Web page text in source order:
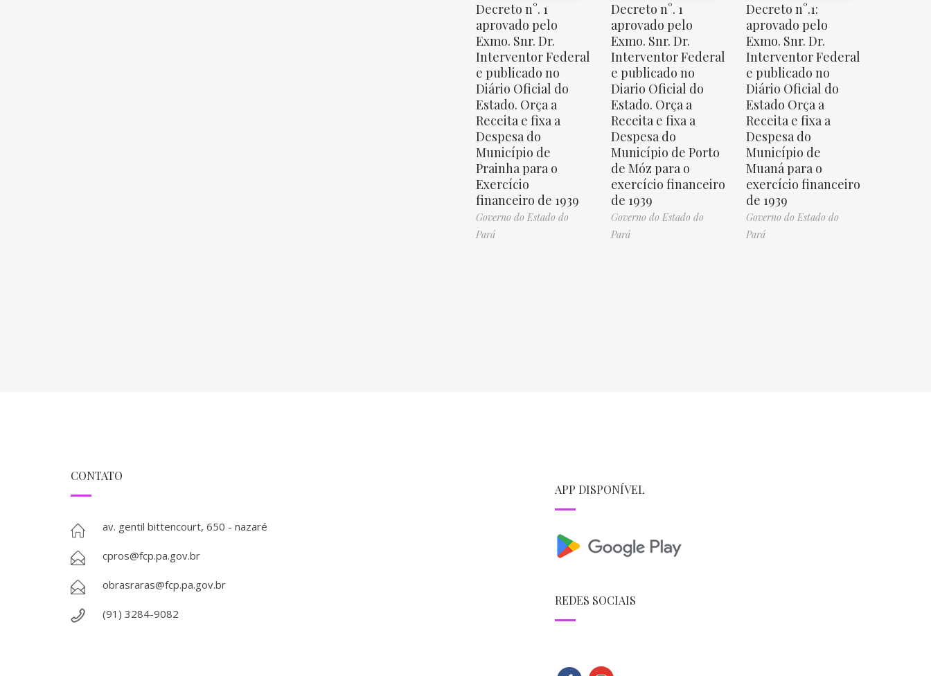
Decreto n°. 1
aprovado pelo
Exmo. Snr. Dr.
Interventor Federal
e publicado no
Diário Oficial do
Estado. Orça a
Receita e fixa a
Despesa do
Município de
Prainha para o
Exercício
financeiro de 1939
Governo do Estado do
Pará
Decreto n°. 1
aprovado pelo
Exmo. Snr. Dr.
Interventor Federal
e publicado no
Diario Oficial do
Estado. Orça a
Receita e fixa a
Despesa do
Município de Porto
de Móz para o
exercício financeiro
de 1939
Governo do Estado do
Pará
Decreto n°.1:
aprovado pelo
Exmo. Snr. Dr.
Interventor Federal
e publicado no
Diário Oficial do
Estado Orça a
Receita e fixa a
Despesa do
Município de
Muaná para o
exercício financeiro
de 1939
Governo do Estado do
Pará
CONTATO
av. gentil bittencourt, 650 - nazaré
cpros@fcp.pa.gov.br
obrasraras@fcp.pa.gov.br
(91) 3284-9082
APP DISPONÍVEL
REDES SOCIAIS